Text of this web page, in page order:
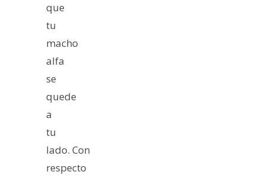
que
tu
macho
alfa
se
quede
a
tu
lado. Con
respecto